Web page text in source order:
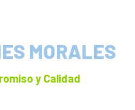
MORALES
y Calidad